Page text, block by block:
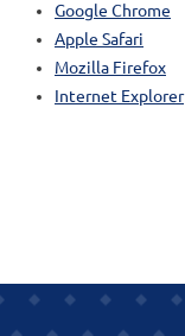
Google Chrome
Apple Safari
Mozilla Firefox
Internet Explorer